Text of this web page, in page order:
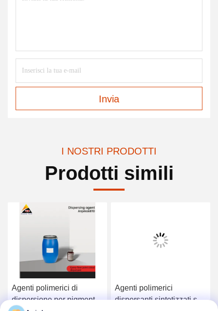
Invia
I NOSTRI PRODOTTI
Prodotti simili
Agenti polimerici di
dispersione per pigmenti
Agenti polimerici
dispersanti sintetizzati su